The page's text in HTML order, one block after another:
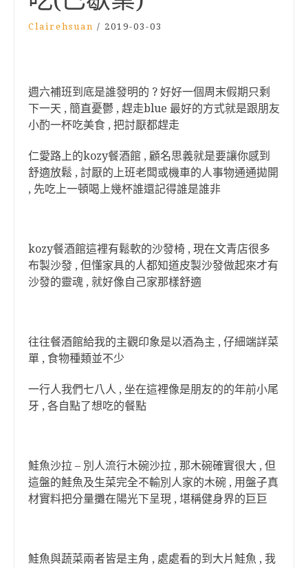
Clairehsuan / 2019-03-03
週六補班到底是誰發明的 ? 好好一個周末假期只剩
下一天 , 簡直憂鬱 , 趕走blue 最好的方式就是跟朋友
小酌一杯吃美食 , 把討厭都趕走
仁愛路上的kozy餐酒館 , 顧名思義就是要讓你感到
舒適放鬆 , 討厭的上班老闆或機車的人事物通通拋開
, 先吃上一頓喝上幾杯誰還記得誰是誰非
kozy餐酒館這裡有鬆軟的沙發椅 , 現在文青店很多
布製沙發 , 但懂家具的人都知道皮製沙發做起來才有
沙發的靈魂 , 就好像自己家那樣舒適
往往餐酒館給我的主觀印象是以酒為主 , 仔細端詳菜
單 , 食物種類並不少
一行人我們七八人 , 坐在這裡像是朋友的的年前小尾
牙 , 各自點了想吃的餐點
鮭魚沙拉 – 別人流行木碗沙拉 , 那木碗確實很大 , 但
這盤的鮭魚及生菜完全不輸別人家的木碗 , 用盤子真
材實料把分量攤在陽光下呈現 , 堪稱健身界的巨巨
鮭魚與蔬菜兩者皆是主角 , 處處看的到大片鮭魚 , 我